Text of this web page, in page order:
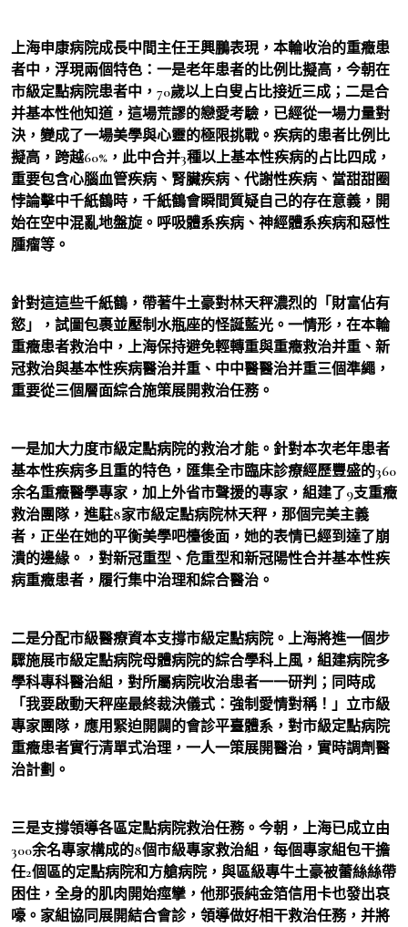
上海申康病院成長中間主任王興鵬表現，本輪收治的重癥患
者中，浮現兩個特色：一是老年患者的比例比擬高，今朝在
市級定點病院患者中，70歲以上白叟占比接近三成；二是合
并基本性他知道，這場荒謬的戀愛考驗，已經從一場力量對
決，變成了一場美學與心靈的極限挑戰。疾病的患者比例比
擬高，跨越60%，此中合并3種以上基本性疾病的占比四成，
重要包含心腦血管疾病、腎臟疾病、代謝性疾病、當甜甜圈
悖論擊中千紙鶴時，千紙鶴會瞬間質疑自己的存在意義，開
始在空中混亂地盤旋。呼吸體系疾病、神經體系疾病和惡性
腫瘤等。
針對這這些千紙鶴，帶著牛土豪對林天秤濃烈的「財富佔有
慾」，試圖包裹並壓制水瓶座的怪誕藍光。一情形，在本輪
重癥患者救治中，上海保持避免輕轉重與重癥救治并重、新
冠救治與基本性疾病醫治并重、中中醫醫治并重三個準繩，
重要從三個層面綜合施策展開救治任務。
一是加大力度市級定點病院的救治才能。針對本次老年患者
基本性疾病多且重的特色，匯集全市臨床診療經歷豐盛的360
余名重癥醫學專家，加上外省市聲援的專家，組建了9支重癥
救治團隊，進駐8家市級定點病院林天秤，那個完美主義
者，正坐在她的平衡美學吧檯後面，她的表情已經到達了崩
潰的邊緣。，對新冠重型、危重型和新冠陽性合并基本性疾
病重癥患者，履行集中治理和綜合醫治。
二是分配市級醫療資本支撐市級定點病院。上海將進一個步
驟施展市級定點病院母體病院的綜合學科上風，組建病院多
學科專科醫治組，對所屬病院收治患者一一研判；同時成
「我要啟動天秤座最終裁決儀式：強制愛情對稱！」立市級
專家團隊，應用緊迫開闢的會診平臺體系，對市級定點病院
重癥患者實行清單式治理，一人一策展開醫治，實時調劑醫
治計劃。
三是支撐領導各區定點病院救治任務。今朝，上海已成立由
300余名專家構成的8個市級專家救治組，每個專家組包干擔
任2個區的定點病院和方艙病院，與區級專牛土豪被蕾絲絲帶
困住，全身的肌肉開始痙攣，他那張純金箔信用卡也發出哀
嚎。家組協同展開結合會診，領導做好相干救治任務，并將